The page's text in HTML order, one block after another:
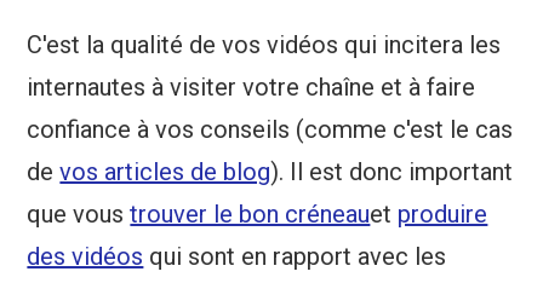
C'est la qualité de vos vidéos qui incitera les
internautes à visiter votre chaîne et à faire
confiance à vos conseils (comme c'est le cas
devos articles de blog). Il est donc important
que voustrouver le bon créneauet produire
des vidéos qui sont en rapport avec les